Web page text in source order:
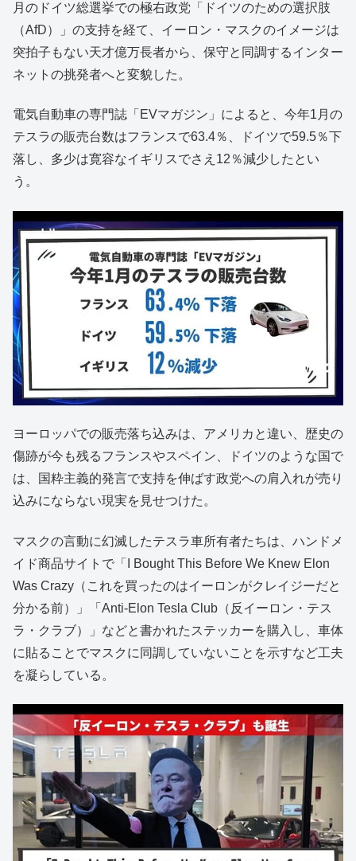
月のドイツ総選挙での極右政党「ドイツのための選択肢
（AfD）」の支持を経て、イーロン・マスクのイメージは
突拍子もない天才億万長者から、保守と同調するインター
ネットの挑発者へと変貌した。
電気自動車の専門誌「EVマガジン」によると、今年1月の
テスラの販売台数はフランスで63.4％、ドイツで59.5％下
落し、多少は寛容なイギリスでさえ12％減少したとい
う。
ヨーロッパでの販売落ち込みは、アメリカと違い、歴史の
傷跡が今も残るフランスやスペイン、ドイツのような国で
は、国粋主義的発言で支持を伸ばす政党への肩入れが売り
込みにならない現実を見せつけた。
マスクの言動に幻滅したテスラ車所有者たちは、ハンドメ
イド商品サイトで「I Bought This Before We Knew Elon
Was Crazy（これを買ったのはイーロンがクレイジーだと
分かる前）」「Anti-Elon Tesla Club（反イーロン・テス
ラ・クラブ）」などと書かれたステッカーを購入し、車体
に貼ることでマスクに同調していないことを示すなど工夫
を凝らしている。